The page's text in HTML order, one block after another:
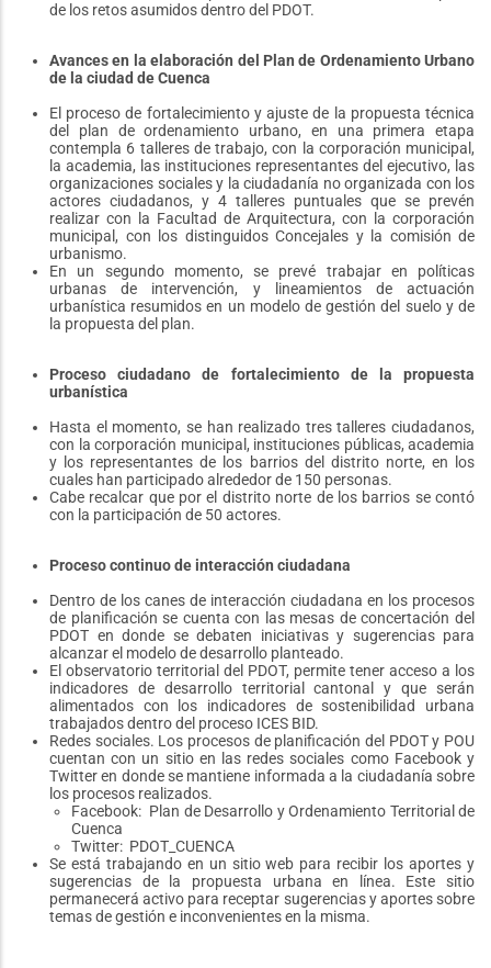
de los retos asumidos dentro del PDOT.
Avances en la elaboración del Plan de Ordenamiento Urbano
de la ciudad de Cuenca
El proceso de fortalecimiento y ajuste de la propuesta técnica
del plan de ordenamiento urbano, en una primera etapa
contempla 6 talleres de trabajo, con la corporación municipal,
la academia, las instituciones representantes del ejecutivo, las
organizaciones sociales y la ciudadanía no organizada con los
actores ciudadanos, y 4 talleres puntuales que se prevén
realizar con la Facultad de Arquitectura, con la corporación
municipal, con los distinguidos Concejales y la comisión de
urbanismo.
En un segundo momento, se prevé trabajar en políticas
urbanas de intervención, y lineamientos de actuación
urbanística resumidos en un modelo de gestión del suelo y de
la propuesta del plan.
Proceso ciudadano de fortalecimiento de la propuesta
urbanística
Hasta el momento, se han realizado tres talleres ciudadanos,
con la corporación municipal, instituciones públicas, academia
y los representantes de los barrios del distrito norte, en los
cuales han participado alrededor de 150 personas.
Cabe recalcar que por el distrito norte de los barrios se contó
con la participación de 50 actores.
Proceso continuo de interacción ciudadana
Dentro de los canes de interacción ciudadana en los procesos
de planificación se cuenta con las mesas de concertación del
PDOT en donde se debaten iniciativas y sugerencias para
alcanzar el modelo de desarrollo planteado.
El observatorio territorial del PDOT, permite tener acceso a los
indicadores de desarrollo territorial cantonal y que serán
alimentados con los indicadores de sostenibilidad urbana
trabajados dentro del proceso ICES BID.
Redes sociales. Los procesos de planificación del PDOT y POU
cuentan con un sitio en las redes sociales como Facebook y
Twitter en donde se mantiene informada a la ciudadanía sobre
los procesos realizados.
Facebook: Plan de Desarrollo y Ordenamiento Territorial de
Cuenca
Twitter: PDOT_CUENCA
Se está trabajando en un sitio web para recibir los aportes y
sugerencias de la propuesta urbana en línea. Este sitio
permanecerá activo para receptar sugerencias y aportes sobre
temas de gestión e inconvenientes en la misma.